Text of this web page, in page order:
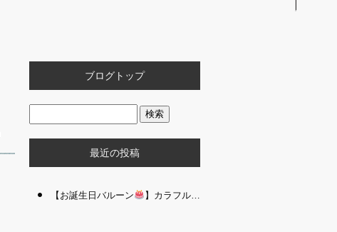
ブログトップ
最近の投稿
【お誕生日バルーン 】カラフルで存在感たっぷりのバルーンタワー｜松江 i Balloo n